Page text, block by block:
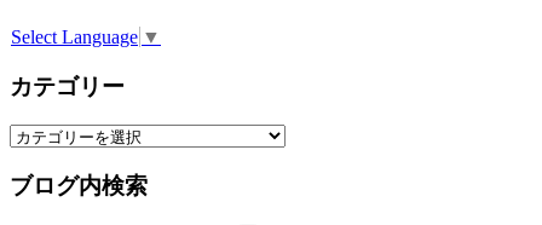
Select Language ▼
カテゴリー
カ
ゴ
ブログ内検索